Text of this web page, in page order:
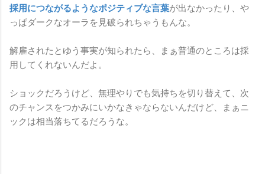
採用につながるようなポジティブな言葉が出なかったり、や
っぱダークなオーラを見破られちゃうもんな。
解雇されたとゆう事実が知られたら、まぁ普通のところは採
用してくれないんだよ。
ショックだろうけど、無理やりでも気持ちを切り替えて、次
のチャンスをつかみにいかなきゃならないんだけど、まぁニ
ックは相当落ちてるだろうな。